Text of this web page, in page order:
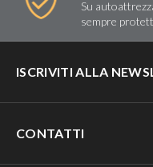
Su
sempre
CONTATTI
ISCRIVITI ALLA
Resta